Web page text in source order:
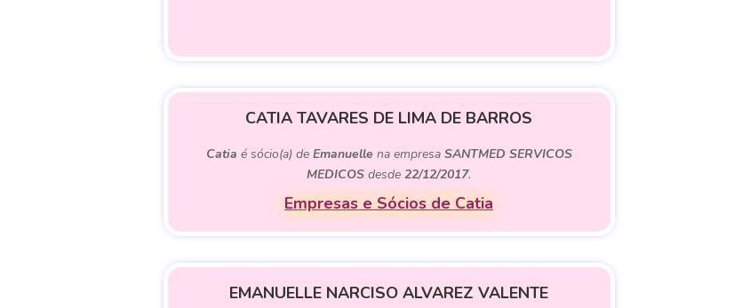
CATIA TAVARES DE LIMA DE BARROS
Catia é sócio(a) de Emanuelle na empresa SANTMED SERVICOS
MEDICOS desde22/12/2017.
Empresas e Sócios de Catia
EMANUELLE NARCISO ALVAREZ VALENTE